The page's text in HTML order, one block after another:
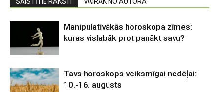
Manipulatīvākās horoskopa zīmes:
kuras vislabāk prot panākt savu?
Tavs horoskops veiksmīgai nedēļai:
10.-16. augusts